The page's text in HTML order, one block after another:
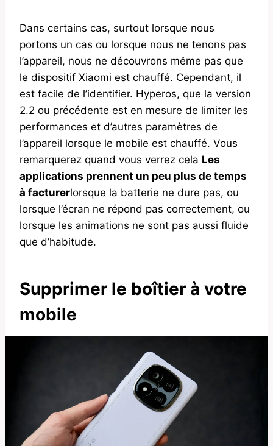
Dans certains cas, surtout lorsque nous
portons un cas ou lorsque nous ne tenons pas
l’appareil, nous ne découvrons même pas que
le dispositif Xiaomi est chauffé. Cependant, il
est facile de l’identifier. Hyperos, que la version
2.2 ou précédente est en mesure de limiter les
performances et d’autres paramètres de
l’appareil lorsque le mobile est chauffé. Vous
remarquerez quand vous verrez cela Les
applications prennent un peu plus de temps
à facturerlorsque la batterie ne dure pas, ou
lorsque l’écran ne répond pas correctement, ou
lorsque les animations ne sont pas aussi fluide
que d’habitude.
Supprimer le boîtier à votre
mobile